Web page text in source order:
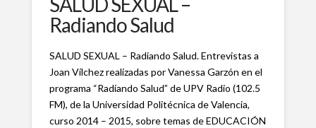
Radiando Salud
SALUD SEXUAL – Radiando Salud. Entrevistas a
Joan Vílchez realizadas por Vanessa Garzón en el
programa “Radiando Salud” de UPV Radio (102.5
FM), de la Universidad Politécnica de Valencia,
curso 2014 – 2015, sobre temas de EDUCACIÓN